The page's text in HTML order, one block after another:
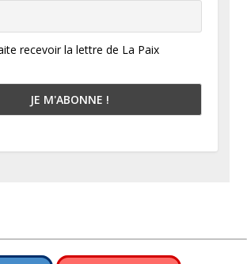
recevoir la lettre de La Paix